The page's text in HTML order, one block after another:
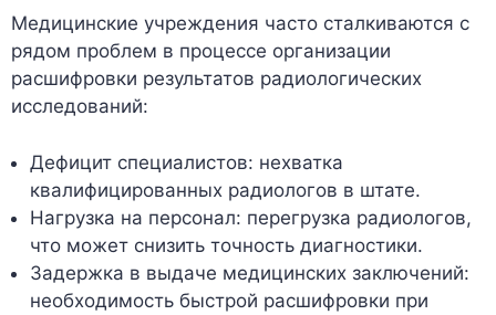
Медицинские учреждения часто сталкиваются с
рядом проблем в процессе организации
расшифровки результатов радиологических
исследований:
Дефицит специалистов: нехватка
квалифицированных радиологов в штате.
Нагрузка на персонал: перегрузка радиологов,
что может снизить точность диагностики.
Задержка в выдаче медицинских заключений:
необходимость быстрой расшифровки при